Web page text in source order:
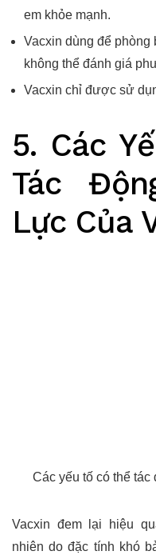
em khỏe mạnh.
Vacxin dùng để
không thể đánh giá
Vacxin chỉ được sử
5. Các
Tác
Lực Của
Các yếu tố có thể
Vacxin đem lại hiệu
nhiên do đặc tính khó